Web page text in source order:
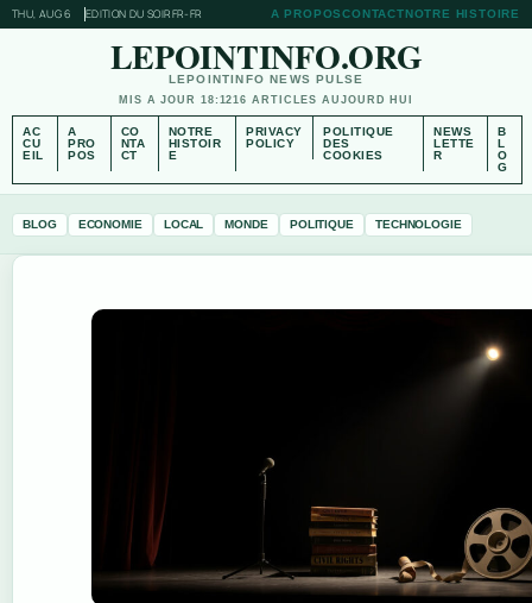
THU, AUG 6 EDITION DU SOIRFR-FR A PROPOSCONTACTNOTRE HISTOIRE
LEPOINTINFO.ORG
LEPOINTINFO NEWS PULSE
MIS A JOUR 18:1216 ARTICLES AUJOURD HUI
AC
CU
EIL
A
PRO
POS
CO
NTA
CT
NOTRE
HISTOIR
E
PRIVACY
POLICY
POLITIQUE
DES
COOKIES
NEWS
LETTE
R
B
L
O
G
BLOG ECONOMIE LOCAL MONDE POLITIQUE TECHNOLOGIE